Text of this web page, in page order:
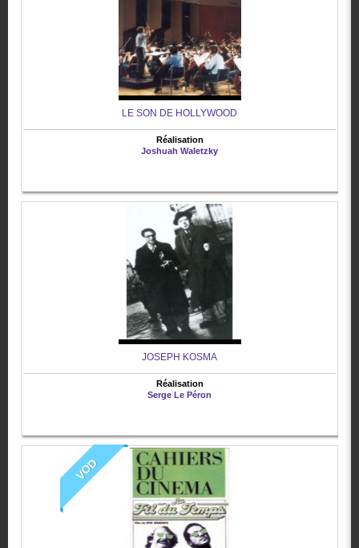
LE SON DE HOLLYWOOD
Réalisation
Joshuah Waletzky
JOSEPH KOSMA
Réalisation
Serge Le Péron
VOD